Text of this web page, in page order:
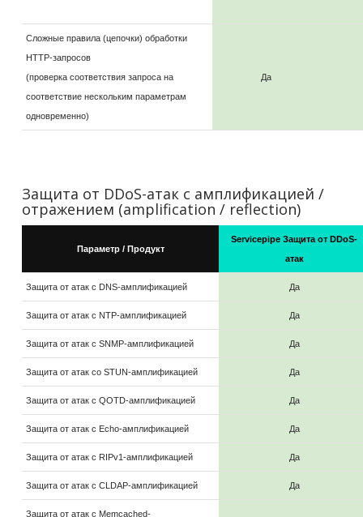
Сложные правила (цепочки) обработки
HTTP-запросов
(проверка соответствия запроса на
соответствие нескольким параметрам
одновременно)
Да
Защита от DDoS-атак с амплификацией /
отражением (amplification / reflection)
Параметр / Продукт
Servicepipe Защита от DDoS-
атак
Защита от атак с DNS-амплификацией Да
Защита от атак с NTP-амплификацией Да
Защита от атак с SNMP-амплификацией Да
Защита от атак со STUN-амплификацией Да
Защита от атак с QOTD-амплификацией Да
Защита от атак с Echo-амплификацией Да
Защита от атак с RIPv1-амплификацией Да
Защита от атак с CLDAP-амплификацией Да
Защита от атак с Memcached-